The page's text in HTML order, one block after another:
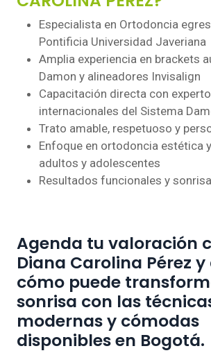
Especialista en Ortodoncia
Pontificia Universidad Javeriana
Amplia experiencia en brackets
Damon y alineadores Invisalign
Capacitación directa con
internacionales del Sistema
Trato amable, respetuoso y
Enfoque en ortodoncia estética
adultos y adolescentes
Resultados funcionales y
Agenda tu valoración
Diana Carolina Pérez
cómo puede
sonrisa con las
modernas y cómodas
disponibles en Bogotá.